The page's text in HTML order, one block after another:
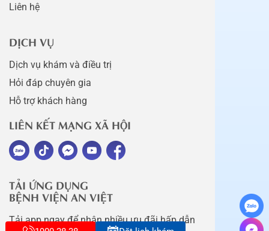
Liên hệ
DỊCH VỤ
Dịch vụ khám và điều trị
Hỏi đáp chuyên gia
Hỗ trợ khách hàng
LIÊN KẾT MẠNG XÃ HỘI
TẢI ỨNG DỤNG
BỆNH VIỆN AN VIỆT
Tải app ngay để nhận nhiều ưu đãi hấp dẫn